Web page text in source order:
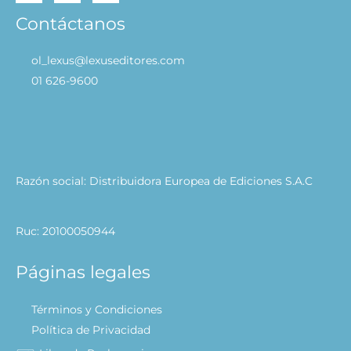
Contáctanos
ol_lexus@lexuseditores.com
01 626-9600
Razón social: Distribuidora Europea de Ediciones S.A.C
Ruc: 20100050944
Páginas legales
Términos y Condiciones
Política de Privacidad